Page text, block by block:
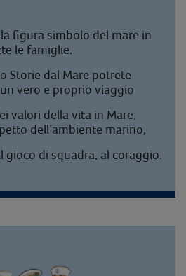
figura simbolo del mare in
le famiglie.
Storie dal Mare potrete
vero e proprio viaggio
valori della vita in Mare,
dell’ambiente marino,
gioco di squadra, al coraggio.